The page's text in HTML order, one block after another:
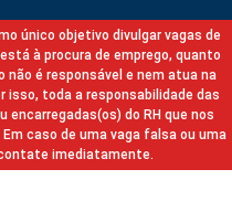
único objetivo divulgar vagas de
à procura de emprego, quanto
não é responsável e nem atua na
isso, toda a responsabilidade das
encarregadas(os) do RH que nos
caso de uma vaga falsa ou uma
imediatamente.